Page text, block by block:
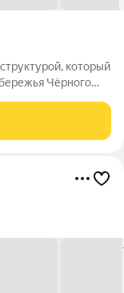
который
Чёрного
-